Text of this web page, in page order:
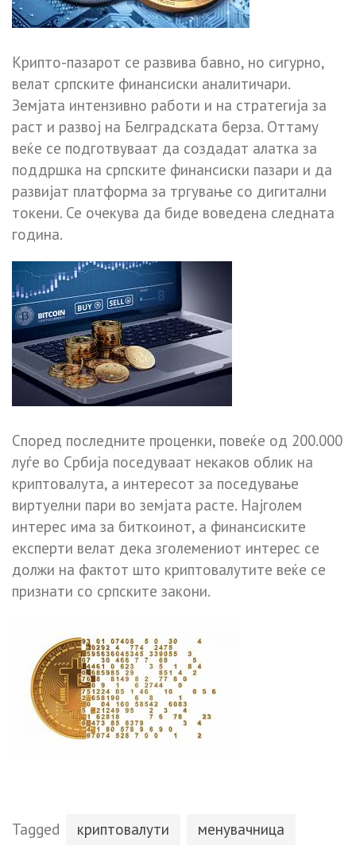
Крипто-пазарот се развива бавно, но сигурно,
велат српските финансиски аналитичари.
Земјата интензивно работи и на стратегија за
раст и развој на Белградската берза. Оттаму
веќе се подготвуваат да создадат алатка за
поддршка на српските финансиски пазари и да
развијат платформа за тргување со дигитални
токени. Се очекува да биде воведена следната
година.
Според последните проценки, повеќе од 200.000
луѓе во Србија поседуваат некаков облик на
криптовалута, а интересот за поседување
виртуелни пари во земјата расте. Најголем
интерес има за биткоинот, а финансиските
експерти велат дека зголемениот интерес се
должи на фактот што криптовалутите веќе се
признати со српските закони.
Tagged криптовалути менувачница